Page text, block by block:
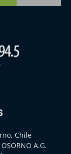
Chile
A.G.